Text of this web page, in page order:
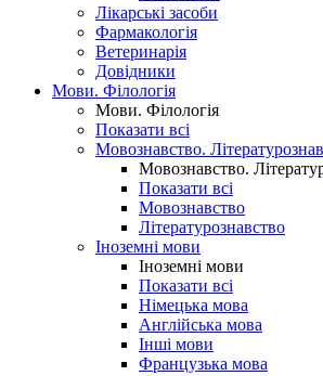
Лікарські засоби
Фармакологія
Ветеринарія
Довідники
Мови. Філологія
Мови. Філологія
Показати всі
Мовознавство.
Мовознавство.
Показати всі
Мовознавство
Літературознавство
Іноземні мови
Іноземні мови
Показати всі
Німецька мова
Англійська мова
Інші мови
Французька мова